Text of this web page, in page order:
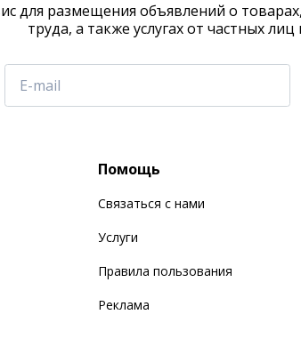
для размещения объявлений о
труда, а также услугах от частных
Помощь
Связаться с нами
Услуги
Правила пользования
Реклама